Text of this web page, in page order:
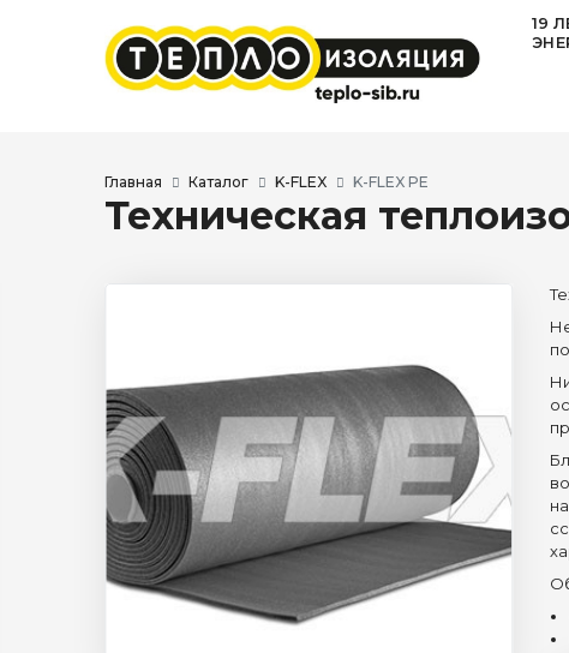
19
Главная Каталог K-FLEX K-FLEX PE
Техническая